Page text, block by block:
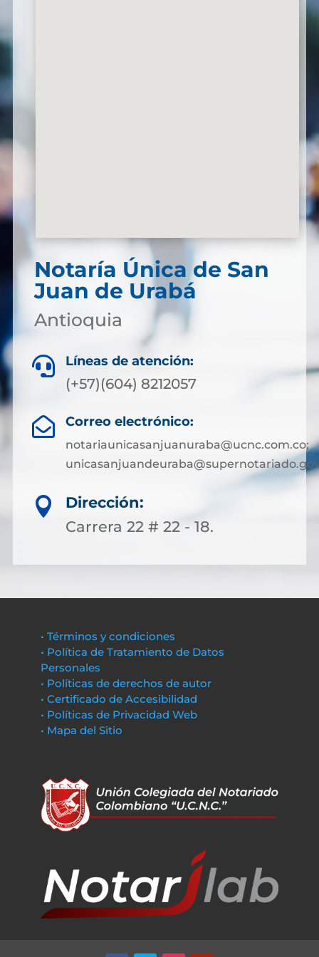
Notaría Única de San
Juan de Urabá
Antioquia
 Líneas de atención:
(+57)(604) 8212057
 Correo electrónico:
notariaunicasanjuanuraba@ucnc.com.co;

Dirección:
Carrera 22 # 22 - 18.
• Términos y condiciones
• Política de Tratamiento de Datos
Personales
• Políticas de derechos de autor
• Certificado de Accesibilidad
• Políticas de Privacidad Web
• Mapa del Sitio